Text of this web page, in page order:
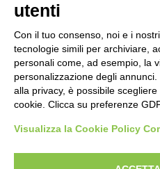
universolocale
viedellaseta
utenti
Con il tuo consenso, noi e i
tecnologie simili per archiviare,
personali come, ad esempio, la
personalizzazione degli
alla privacy, è possibile
cookie. Clicca su preferenze
Visualizza la Cookie Policy